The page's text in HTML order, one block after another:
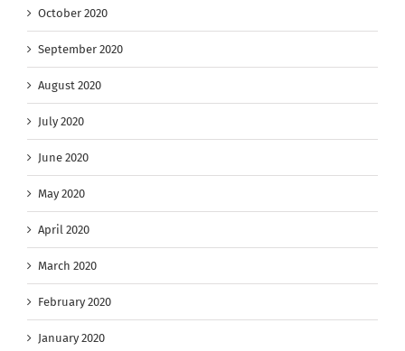
October 2020
September 2020
August 2020
July 2020
June 2020
May 2020
April 2020
March 2020
February 2020
January 2020